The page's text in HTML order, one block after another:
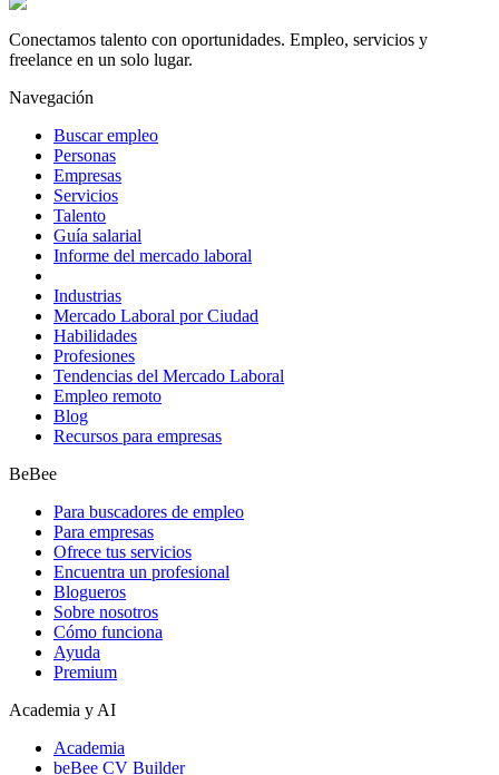
Conectamos talento con oportunidades. Empleo, servicios y
freelance en un solo lugar.
Navegación
Buscar empleo
Personas
Empresas
Servicios
Talento
Guía salarial
Informe del mercado laboral
Industrias
Mercado Laboral por Ciudad
Habilidades
Profesiones
Tendencias del Mercado Laboral
Empleo remoto
Blog
Recursos para empresas
BeBee
Para buscadores de empleo
Para empresas
Ofrece tus servicios
Encuentra un profesional
Blogueros
Sobre nosotros
Cómo funciona
Ayuda
Premium
Academia y AI
Academia
beBee CV Builder